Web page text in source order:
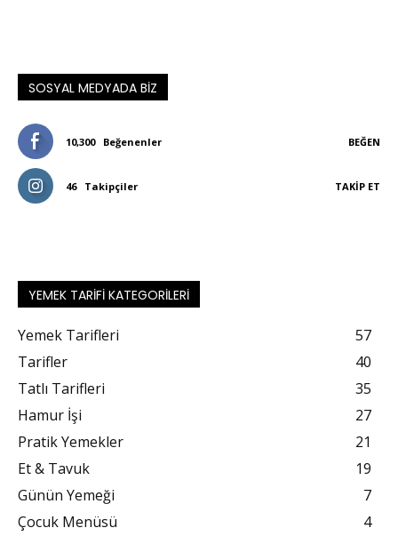
SOSYAL MEDYADA BIZ
10,300 Beğenenler BEĞEN
46 Takipçiler TAKIP ET
YEMEK TARIFI KATEGORILERI
Yemek Tarifleri
57
Tarifler
40
Tatlı Tarifleri
35
Hamur İşi
27
Pratik Yemekler
21
Et & Tavuk
19
Günün Yemeği
7
Çocuk Menüsü
4